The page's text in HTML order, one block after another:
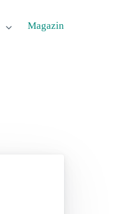
Magazin